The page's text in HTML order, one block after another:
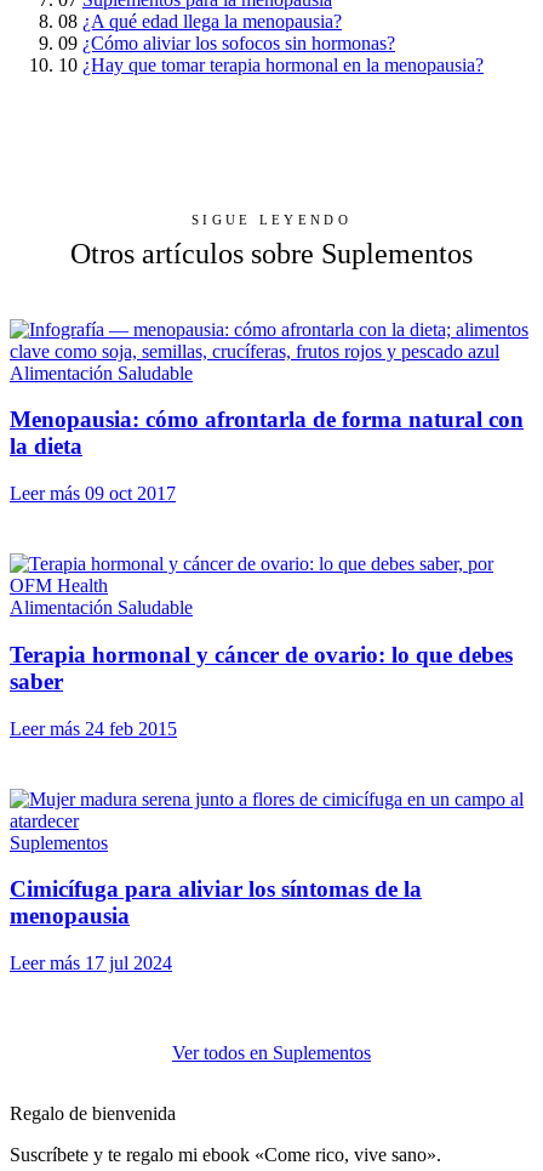
08 ¿A qué edad llega la menopausia?
09 ¿Cómo aliviar los sofocos sin hormonas?
10 ¿Hay que tomar terapia hormonal en la menopausia?
SIGUE LEYENDO
Otros artículos sobre Suplementos
Alimentación Saludable
Menopausia: cómo afrontarla de forma natural con
la dieta
Leer más 09 oct 2017
Alimentación Saludable
Terapia hormonal y cáncer de ovario: lo que debes
saber
Leer más 24 feb 2015
Suplementos
Cimicífuga para aliviar los síntomas de la
menopausia
Leer más 17 jul 2024
Ver todos en Suplementos
Regalo de bienvenida
Suscríbete y te regalo mi ebook «Come rico, vive sano».